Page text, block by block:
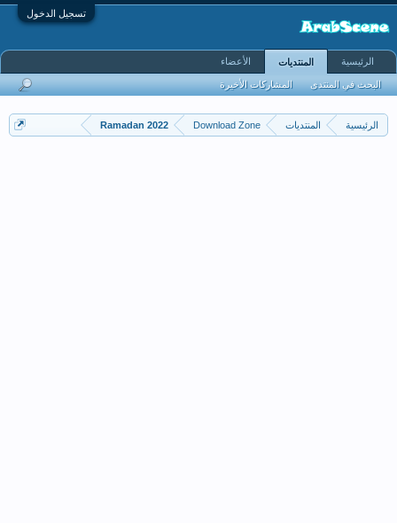
تسجيل الدخول
الرئيسية المنتديات Download Zone
Ramadan 2022
الرئيسية المنتديات
البحث في المنتدى المشاركات الأخيرة
الأعضاء